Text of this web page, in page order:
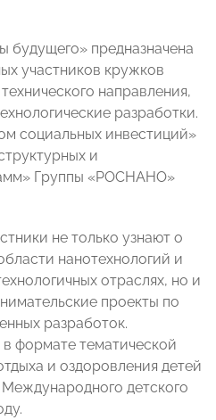
будущего» предназначена
участников кружков
направления,
разработки.
социальных инвестиций»
и
Группы «РОСНАНО»
не только узнают о
нанотехнологий и
отраслях, но и
проекты по
разработок.
формате тематической
и оздоровления детей
детского